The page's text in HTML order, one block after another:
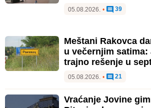
05.08.2026. • 39
Meštani Rakovca
u večernjim satima:
trajno rešenje u
05.08.2026. • 21
Vraćanje Jovine